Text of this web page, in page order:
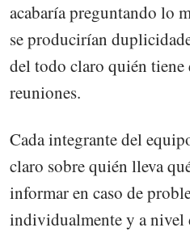
acabaría preguntando lo
se producirían
del todo claro quién tiene
reuniones.
Cada integrante del
claro sobre quién lleva
informar en caso de
individualmente y a nivel